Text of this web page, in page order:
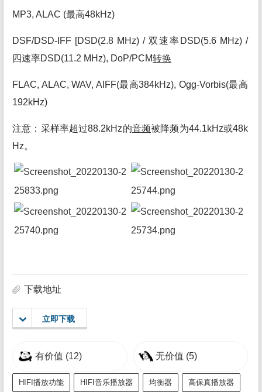
MP3, ALAC (最高48kHz)
DSF/DSD-IFF [DSD(2.8 MHz) / 双速率DSD(5.6 MHz) /
四速率DSD(11.2 MHz), DoP/PCM转换
FLAC, ALAC, WAV, AIFF(最高384kHz), Ogg-Vorbis(最高
192kHz)
注意：采样率超过88.2kHz的音频被降频为44.1kHz或48k
Hz。
下载地址
立即下载
有价值 (12) 无价值 (5)
HIFI播放功能 HIFI音乐播放器 均衡器 高保真播放器